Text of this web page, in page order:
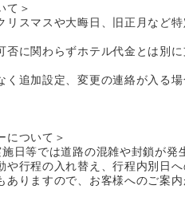
て＞
リスマスや大晦日、旧正月など
否に関わらずホテル代金とは別に
追加設定、変更の連絡が入る
について＞
日等では道路の混雑や封鎖が発
や行程の入れ替え、行程内別日
りますので、お客様へのご案